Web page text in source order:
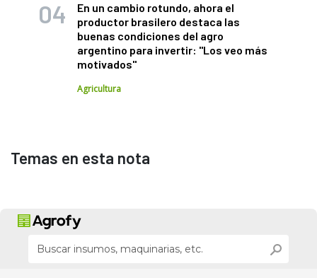
En un cambio rotundo, ahora el
productor brasilero destaca las
buenas condiciones del agro
argentino para invertir: "Los veo más
motivados"
Agricultura
Temas en esta nota